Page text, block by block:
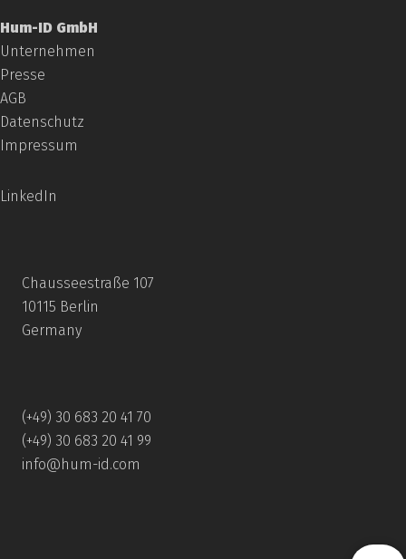
Hum-ID GmbH
Unternehmen
Presse
AGB
Datenschutz
Impressum
LinkedIn
Chausseestraße 107
10115 Berlin
Germany
(+49) 30 683 20 41 70
(+49) 30 683 20 41 99
info@hum-id.com